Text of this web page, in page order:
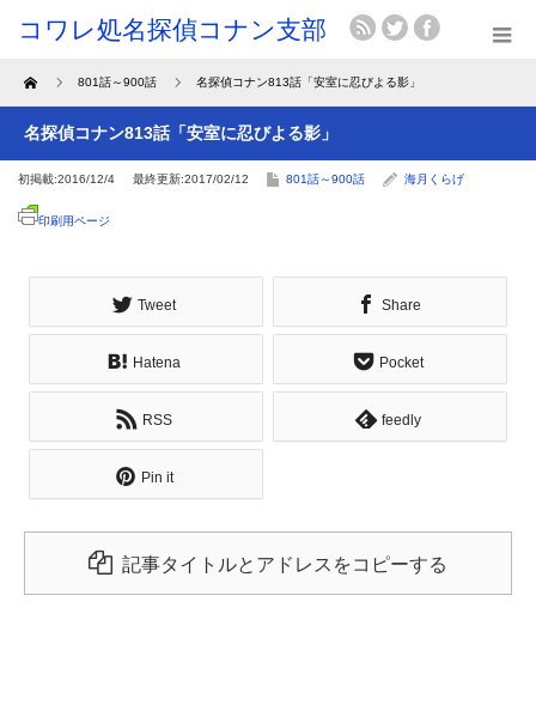
Home 801話～900話 名探偵コナン813話「安室に忍びよる影」
名探偵コナン813話「安室に忍びよる影」
初掲載:2016/12/4 最終更新:2017/02/12 801話～900話 海月くらげ
印刷用ページ
Tweet Share
Hatena Pocket
RSS feedly
Pin it
記事タイトルとアドレスをコピーする